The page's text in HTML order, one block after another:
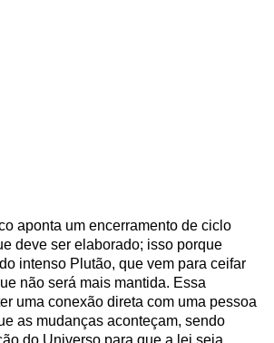
aponta um encerramento de ciclo
deve ser elaborado; isso porque
intenso Plutão, que vem para ceifar
não será mais mantida. Essa
uma conexão direta com uma pessoa
as mudanças aconteçam, sendo
do Universo para que a lei seja